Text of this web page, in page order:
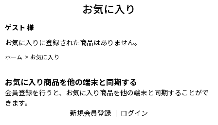
お気に入り
ゲスト 様
お気に入りに登録された商品はありません。
ホーム > お気に入り
お気に入り商品を他の端末と同期する
会員登録を行うと、お気に入り商品を他の端末と同期することがで
きます。
新規会員登録 ｜ ログイン